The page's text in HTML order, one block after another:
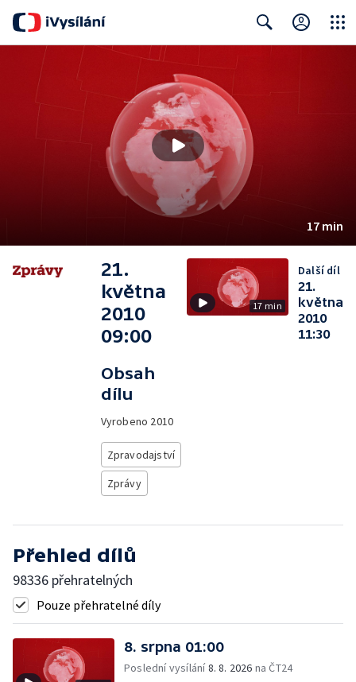
17 min
21.
května
2010
09:00
Obsah
dílu
Vyrobeno 2010
Zpravodajství
Zprávy
17 min
Další díl
21.
května
2010
11:30
Přehled dílů
98336 přehratelných
Pouze přehratelné díly
8. srpna 01:00
Poslední vysílání8. 8. 2026 na ČT24